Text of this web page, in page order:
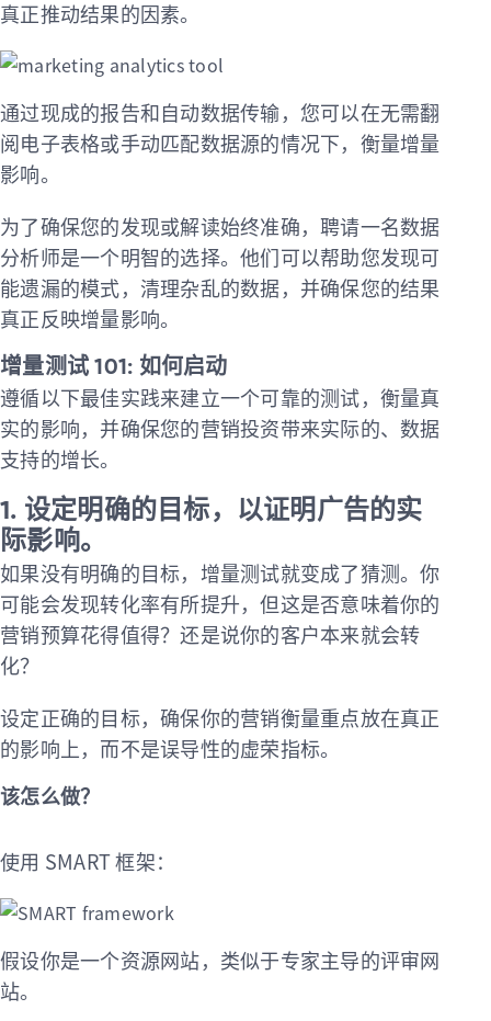
真正推动结果的因素。
通过现成的报告和自动数据传输，您可以在无需翻
阅电子表格或手动匹配数据源的情况下，衡量增量
影响。
为了确保您的发现或解读始终准确，聘请一名数据
分析师是一个明智的选择。他们可以帮助您发现可
能遗漏的模式，清理杂乱的数据，并确保您的结果
真正反映增量影响。
增量测试 101: 如何启动
遵循以下最佳实践来建立一个可靠的测试，衡量真
实的影响，并确保您的营销投资带来实际的、数据
支持的增长。
1. 设定明确的目标，以证明广告的实
际影响。
如果没有明确的目标，增量测试就变成了猜测。你
可能会发现转化率有所提升，但这是否意味着你的
营销预算花得值得？还是说你的客户本来就会转
化？
设定正确的目标，确保你的营销衡量重点放在真正
的影响上，而不是误导性的虚荣指标。
该怎么做？
使用 SMART 框架：
假设你是一个资源网站，类似于专家主导的评审网
站。